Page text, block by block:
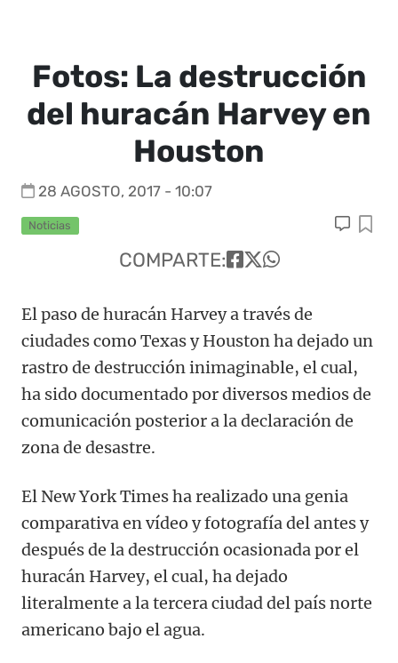
Fotos: La destrucción
del huracán Harvey en
Houston
28 AGOSTO, 2017 - 10:07
Noticias
COMPARTE:
El paso de huracán Harvey a través de
ciudades como Texas y Houston ha dejado un
rastro de destrucción inimaginable, el cual,
ha sido documentado por diversos medios de
comunicación posterior a la declaración de
zona de desastre.
El New York Times ha realizado una genia
comparativa en vídeo y fotografía del antes y
después de la destrucción ocasionada por el
huracán Harvey, el cual, ha dejado
literalmente a la tercera ciudad del país norte
americano bajo el agua.